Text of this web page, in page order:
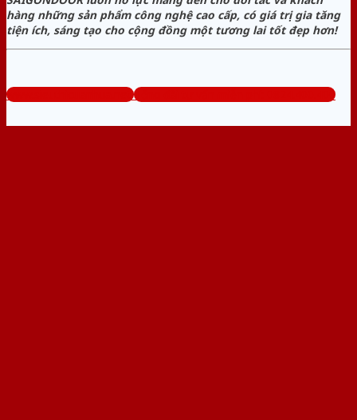
hàng những sản phẩm công nghệ cao cấp, có giá trị gia tăng
tiện ích, sáng tạo cho cộng đồng một tương lai tốt đẹp hơn!
www.sieuthicuanhua.net Tổng đài tư vấn miễn phí: 0824.400.400